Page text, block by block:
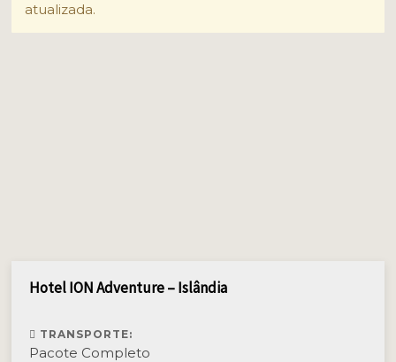
atualizada.
Hotel ION Adventure – Islândia
TRANSPORTE:
Pacote Completo